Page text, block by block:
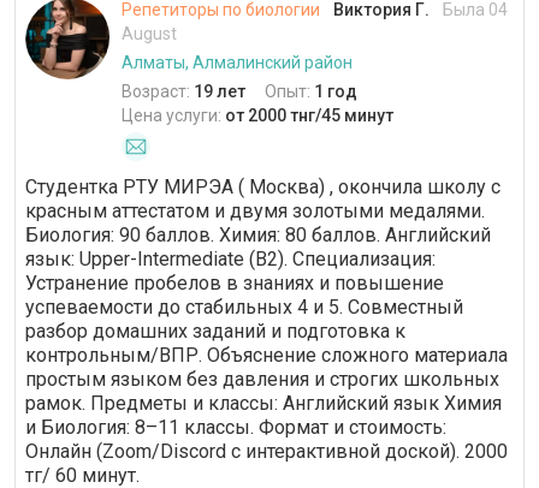
Репетиторы по биологии Виктория Г.
Была 04
August
Алматы, Алмалинский район
Возраст: 19 лет Опыт: 1 год
Цена услуги: от 2000 тнг/45 минут
Студентка РТУ МИРЭА ( Москва) , окончила школу с
красным аттестатом и двумя золотыми медалями.
Биология: 90 баллов. Химия: 80 баллов. Английский
язык: Upper-Intermediate (В2). Специализация:
Устранение пробелов в знаниях и повышение
успеваемости до стабильных 4 и 5. Совместный
разбор домашних заданий и подготовка к
контрольным/ВПР. Объяснение сложного материала
простым языком без давления и строгих школьных
рамок. Предметы и классы: Английский язык Химия
и Биология: 8–11 классы. Формат и стоимость:
Онлайн (Zoom/Discord с интерактивной доской). 2000
тг/ 60 минут.